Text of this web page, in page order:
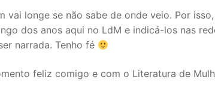
vai longe se não sabe de onde veio. Por
dos anos aqui no LdM e indicá-los nas
narrada. Tenho fé
feliz comigo e com o Literatura de